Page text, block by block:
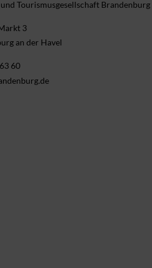
Tourismusgesellschaft
3
an der Havel
60